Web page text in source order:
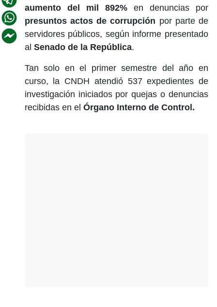
aumento del mil 892%en denuncias por
presuntos actos de corrupción por parte de
servidores públicos, según informe presentado
al Senado de la República.
Tan solo en el primer semestre del año en
curso, la CNDH atendió 537 expedientes de
investigación iniciados por quejas o denuncias
recibidas en el Órgano Interno de Control.